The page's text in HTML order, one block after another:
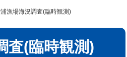
漁場海況調査(臨時観測)
査(臨時観測)